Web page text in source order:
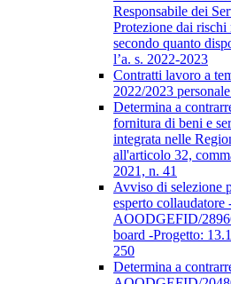
Responsabile dei
Protezione dai
secondo quanto
l’a. s. 2022-2023
Contratti lavoro a
2022/2023
Determina a
fornitura di beni e
integrata nelle
all'articolo 32,
2021, n. 41
Avviso di selezione
esperto
AOODGEFID/
board -Progetto:
250
Determina a